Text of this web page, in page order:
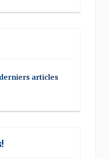
articles